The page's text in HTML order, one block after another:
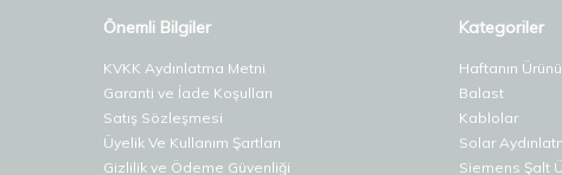
Önemli Bilgiler
KVKK Aydınlatma Metni
Garanti ve İade Koşulları
Satış Sözleşmesi
Üyelik Ve Kullanım Şartları
Gizlilik ve Ödeme Güvenliği
Kategoriler
Haftanın Ürünü
Balast
Kablolar
Solar
Siemens Şalt